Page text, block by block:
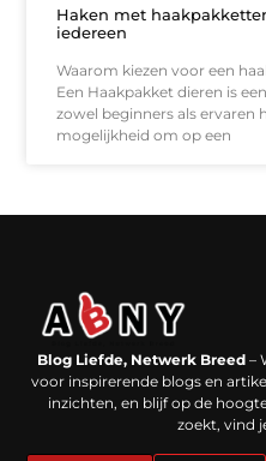
Haken met
iedereen
Waarom kiezen voor een
Een Haakpakket dieren is
zowel beginners als ervaren
mogelijkheid om op een
Blog Liefde, Netwerk Breed –
voor inspirerende blogs en
inzichten, en blijf op de
zoekt, vind